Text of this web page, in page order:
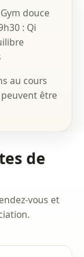
douce
: Qi
au cours
peuvent être
de
vous et